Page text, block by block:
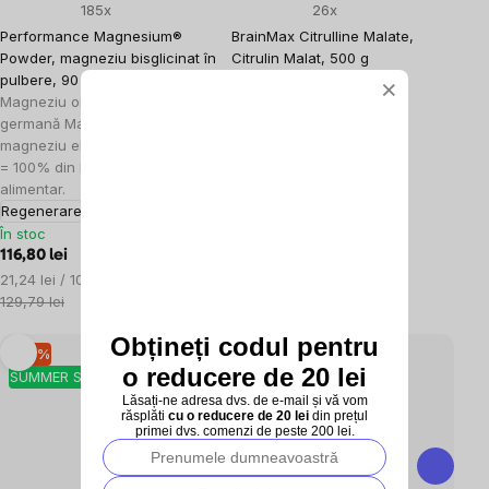
Performance Magnesium®
Powder, magneziu bisglicinat în
pulbere, 90 doze, 550 g
Magneziu organic de calitate
germană MagChel®, 375 mg de
magneziu elementar într-o doză
= 100% din DZR! Supliment
alimentar.
Regenerare
185x
În stoc
116,80 lei
Evaluare
preţ:
21,24 lei / 100 g
129,79 lei
BrainMax Citrulline Malate,
Citrulin Malat, 500 g
26x
SUMMER SALE
–10 %
SUMMER SALE
–10 %
×
Obțineți codul pentru
o reducere de 20 lei
Lăsați-ne adresa dvs. de e-mail și vă vom
răsplăti cu o reducere de 20 lei din prețul
primei dvs. comenzi de peste 200 lei.